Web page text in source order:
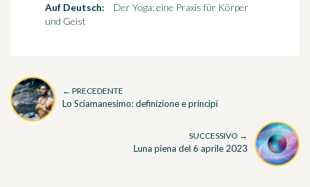
Auf Deutsch:
Der Yoga: eine Praxis für Körper
und Geist
← PRECEDENTE
Lo Sciamanesimo: definizione e principi
SUCCESSIVO →
Luna piena del 6 aprile 2023